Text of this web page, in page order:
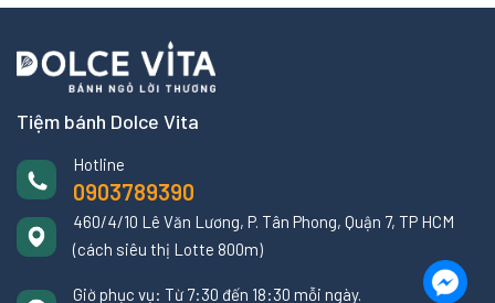
Tiệm bánh Dolce Vita
Hotline
0903789390
460/4/10 Lê Văn Lương, P. Tân Phong, Quận 7, TP HCM
(cách siêu thị Lotte 800m)
Giờ phục vụ: Từ 7:30 đến 18:30 mỗi ngày.